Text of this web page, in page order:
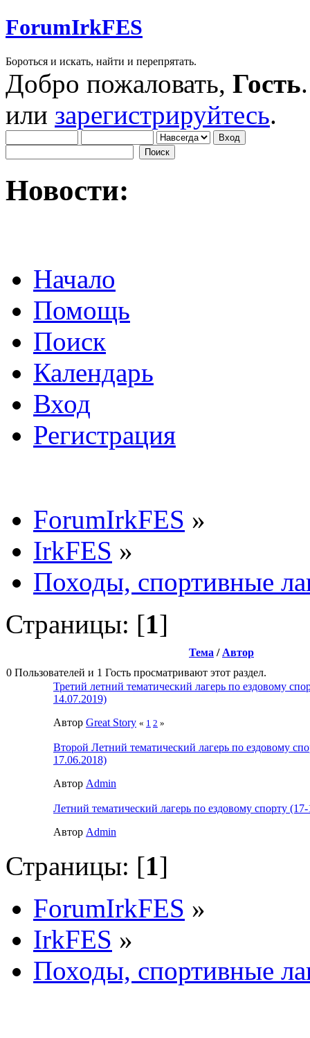
ForumIrkFES
Бороться и искать, найти и перепрятать.
Добро пожаловать, Гость
или зарегистрируйтесь.
Новости:
Начало
Помощь
Поиск
Календарь
Вход
Регистрация
ForumIrkFES »
IrkFES »
Походы, спортивные
Страницы: [1]
Тема / Автор
0 Пользователей и 1 Гость просматривают этот раздел.
Третий летний тематический лагерь по ездовому
14.07.2019)
Автор Great Story « 1 2 »
Второй Летний тематический лагерь по ездовому
17.06.2018)
Автор Admin
Летний тематический лагерь по ездовому спорту
Автор Admin
Страницы: [1]
ForumIrkFES »
IrkFES »
Походы, спортивные